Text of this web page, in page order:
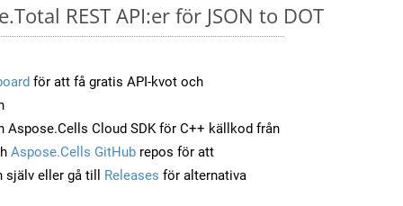
REST API:er för JSON to DOT
för att få gratis API-kvot och
Aspose.Cells Cloud SDK för C++ källkod från
Aspose.Cells GitHub repos för att
själv eller gå till Releases för alternativa